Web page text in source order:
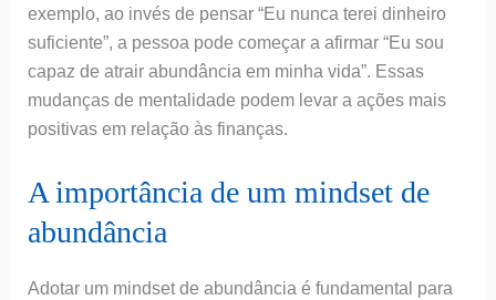
exemplo, ao invés de pensar “Eu nunca terei dinheiro
suficiente”, a pessoa pode começar a afirmar “Eu sou
capaz de atrair abundância em minha vida”. Essas
mudanças de mentalidade podem levar a ações mais
positivas em relação às finanças.
A importância de um mindset de
abundância
Adotar um mindset de abundância é fundamental para